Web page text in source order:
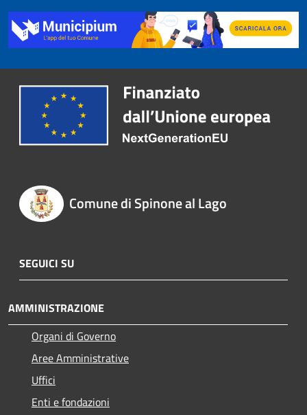
Comune di Spinone al Lago
SEGUICI SU
AMMINISTRAZIONE
Organi di Governo
Aree Amministrative
Uffici
Enti e fondazioni